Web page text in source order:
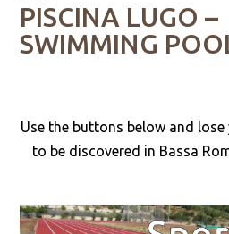
PISCINA LUGO –
SWIMMING
Use the buttons below and
to be discovered in Bassa